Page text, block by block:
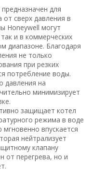
для
сверх давления в
Honeywell могут
и в коммерческих
диапазоне. Благодаря
не только
при резких
потребление воды.
давления на
минимизирует
защищает котел
режима в воде
впускается
нейтрализует
клапану
от перегрева, но и